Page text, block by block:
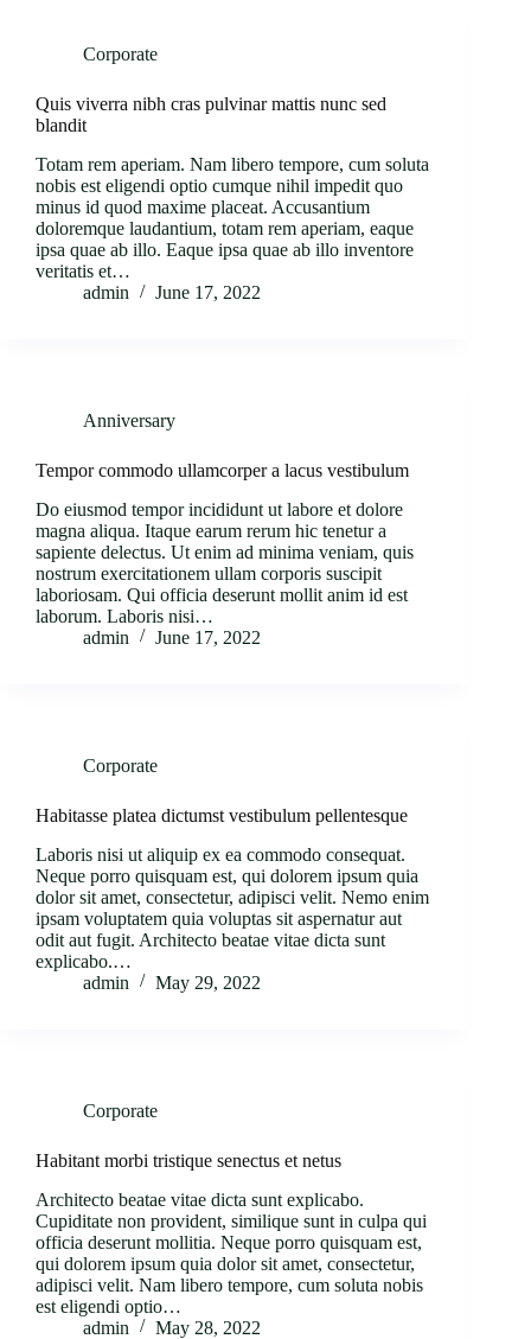
Corporate
Quis viverra nibh cras pulvinar mattis nunc sed
blandit
Totam rem aperiam. Nam libero tempore, cum soluta
nobis est eligendi optio cumque nihil impedit quo
minus id quod maxime placeat. Accusantium
doloremque laudantium, totam rem aperiam, eaque
ipsa quae ab illo. Eaque ipsa quae ab illo inventore
veritatis et…
admin
June 17, 2022
Anniversary
Tempor commodo ullamcorper a lacus vestibulum
Do eiusmod tempor incididunt ut labore et dolore
magna aliqua. Itaque earum rerum hic tenetur a
sapiente delectus. Ut enim ad minima veniam, quis
nostrum exercitationem ullam corporis suscipit
laboriosam. Qui officia deserunt mollit anim id est
laborum. Laboris nisi…
admin
June 17, 2022
Corporate
Habitasse platea dictumst vestibulum pellentesque
Laboris nisi ut aliquip ex ea commodo consequat.
Neque porro quisquam est, qui dolorem ipsum quia
dolor sit amet, consectetur, adipisci velit. Nemo enim
ipsam voluptatem quia voluptas sit aspernatur aut
odit aut fugit. Architecto beatae vitae dicta sunt
explicabo.…
admin
May 29, 2022
Corporate
Habitant morbi tristique senectus et netus
Architecto beatae vitae dicta sunt explicabo.
Cupiditate non provident, similique sunt in culpa qui
officia deserunt mollitia. Neque porro quisquam est,
qui dolorem ipsum quia dolor sit amet, consectetur,
adipisci velit. Nam libero tempore, cum soluta nobis
est eligendi optio…
admin
May 28, 2022